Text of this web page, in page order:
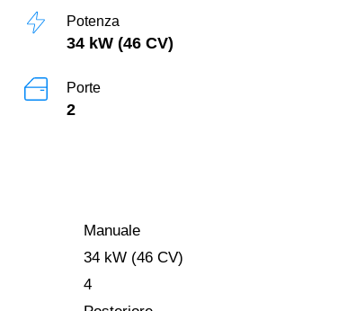
Potenza
34 kW (46 CV)
Porte
2
Manuale
34 kW (46 CV)
4